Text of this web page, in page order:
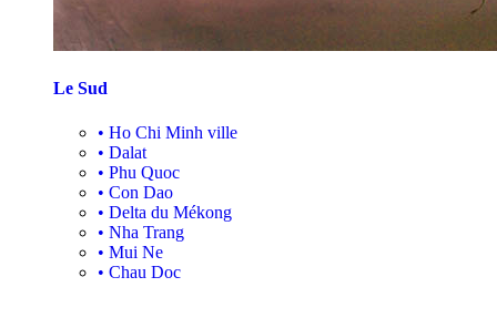
Le Sud
• Ho Chi Minh ville
• Dalat
• Phu Quoc
• Con Dao
• Delta du Mékong
• Nha Trang
• Mui Ne
• Chau Doc